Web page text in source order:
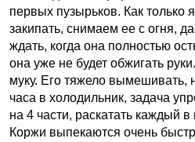
первых пузырьков. Как только
закипать, снимаем ее с огня,
ждать, когда она полностью
она уже не будет обжигать
муку. Его тяжело вымешивать,
часа в холодильник, задача
на 4 части, раскатать каждый
Коржи выпекаются очень